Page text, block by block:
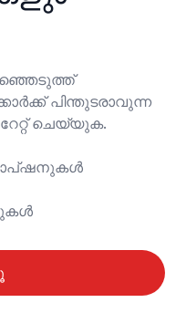
പിന്തുടരാവുന്ന
ചെയ്യുക.